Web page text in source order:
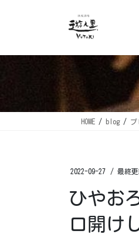
HOME blog プ
2022-09-27 / 最終
ひやお
口開け